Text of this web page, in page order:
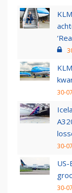
30-
30-
30-